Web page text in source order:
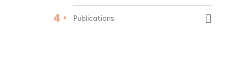
4 • Publications